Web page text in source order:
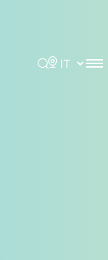
Rechercher
Choisir la